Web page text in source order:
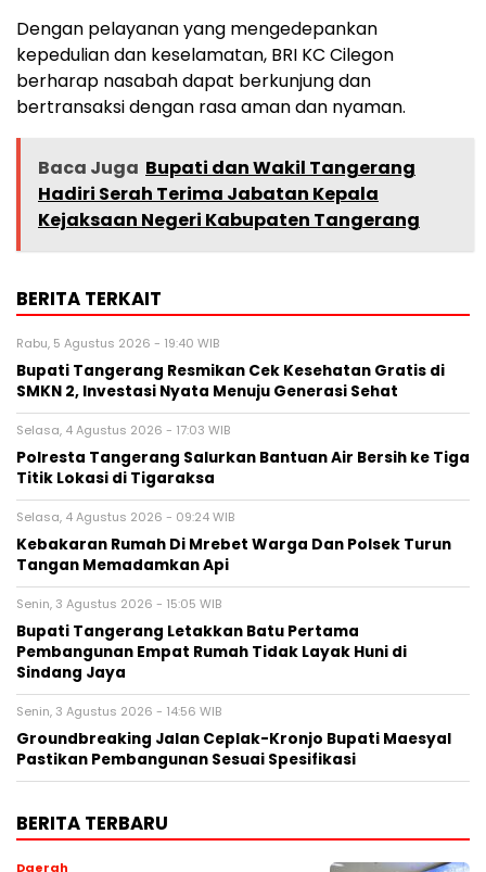
Dengan pelayanan yang mengedepankan
kepedulian dan keselamatan, BRI KC Cilegon
berharap nasabah dapat berkunjung dan
bertransaksi dengan rasa aman dan nyaman.
Baca Juga Bupati dan Wakil Tangerang
Hadiri Serah Terima Jabatan Kepala
Kejaksaan Negeri Kabupaten Tangerang
BERITA TERKAIT
Rabu, 5 Agustus 2026 - 19:40 WIB
‎Bupati Tangerang Resmikan Cek Kesehatan Gratis di
SMKN 2, Investasi Nyata Menuju Generasi Sehat
Selasa, 4 Agustus 2026 - 17:03 WIB
Polresta Tangerang Salurkan Bantuan Air Bersih ke Tiga
Titik Lokasi di Tigaraksa
Selasa, 4 Agustus 2026 - 09:24 WIB
Kebakaran Rumah Di Mrebet Warga Dan Polsek Turun
Tangan Memadamkan Api
Senin, 3 Agustus 2026 - 15:05 WIB
Bupati Tangerang Letakkan Batu Pertama
Pembangunan Empat Rumah Tidak Layak Huni di
Sindang Jaya
Senin, 3 Agustus 2026 - 14:56 WIB
Groundbreaking Jalan Ceplak-Kronjo Bupati Maesyal
Pastikan Pembangunan Sesuai Spesifikasi
BERITA TERBARU
Daerah